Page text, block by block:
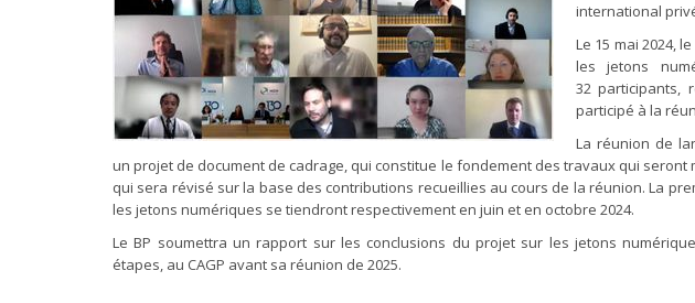
international
Le 15 mai 2024,
les jetons
32 participants,
participé à la
La réunion de
un projet de document de cadrage, qui constitue le fondement des travaux qui seront
qui sera révisé sur la base des contributions recueillies au cours de la réunion. La
les jetons numériques se tiendront respectivement en juin et en octobre 2024.
Le BP soumettra un rapport sur les conclusions du projet sur les jetons
étapes, au CAGP avant sa réunion de 2025.